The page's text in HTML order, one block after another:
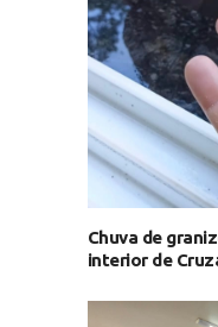
Chuva de
interior de